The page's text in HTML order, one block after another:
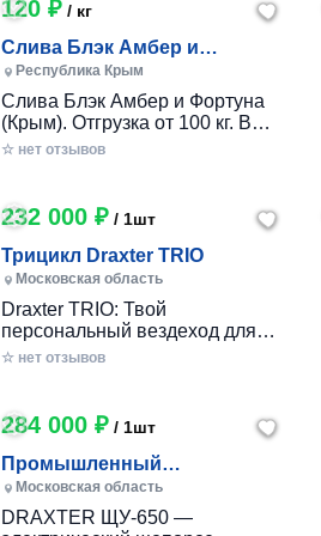
120 ₽/ кг
Слива Блэк Амбер и
Фортуна (Крым)
Республика Крым
Слива Блэк Амбер и Фортуна
(Крым). Отгрузка от 100 кг. В
картонном ящике по 7-10 кг.
☆ нет отзывов
232 000 ₽/ 1шт
Трицикл Draxter TRIO
Московская область
Draxter TRIO: Твой
персональный вездеход для
приключений и развлечений!
развлечений? • Вездеходные
возможности: Проходимость, о
которой ты мог только мечтать!
Легко преодолевай песок,
поверхности. • Неповторимый
☆ нет отзывов
284 000 ₽/ 1шт
Промышленный
измельчитель веток
DRAXTER УЩ-650, 22
Московская область
DRAXTER ЩУ-650 —